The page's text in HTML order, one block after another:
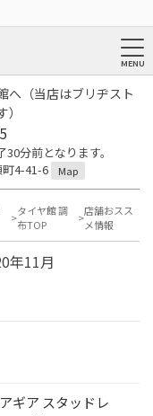
へ（当店はブリヂスト
分前となります。
4-41-6
Map
タイヤ館 調
布TOP
店舗おスス
メ情報
年11月
ギア スタッドレ